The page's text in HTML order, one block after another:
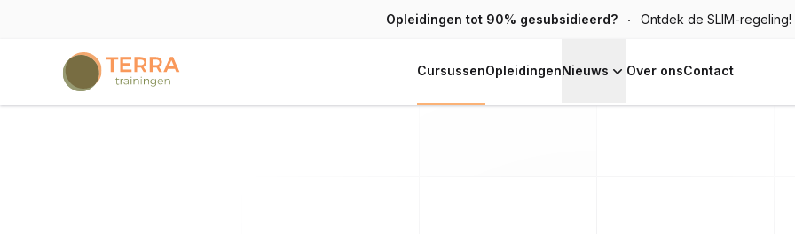
Opleidingen tot 90% gesubsidieerd? Ontdek de SLIM-regeling!
Terra trainingen
CursussenOpleidingenNieuws Over onsContact